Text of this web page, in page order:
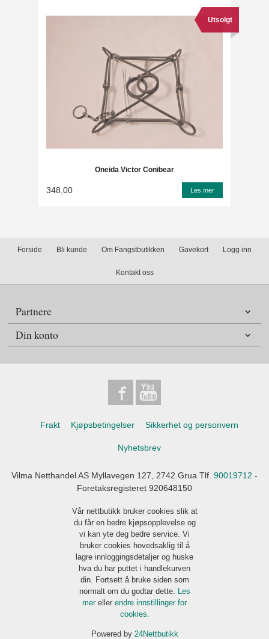
Oneida Victor Conibear
Utsolgt
348,00 Les mer
Forside Bli kunde Om Fangstbutikken Gavekort Logg inn
Kontakt oss
Partnere
Din konto
Frakt Kjøpsbetingelser Sikkerhet og personvern
Nyhetsbrev
Vilma Netthandel AS Myllavegen 127, 2742 Grua Tlf. 90019712 -
Foretaksregisteret 920648150
Vår nettbutikk bruker cookies slik at
du får en bedre kjøpsopplevelse og
vi kan yte deg bedre service. Vi
bruker cookies hovedsaklig til å
lagre innloggingsdetaljer og huske
hva du har puttet i handlekurven
din. Fortsett å bruke siden som
normalt om du godtar dette. Les
mer eller endre innstillinger for
cookies.
Powered by 24Nettbutikk